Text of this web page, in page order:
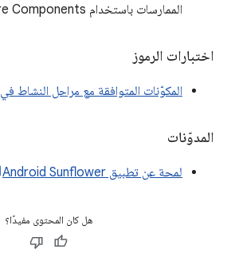
الممارسات باستخدام Architecture Components
اختبارات الرموز
المكوّنات المتوافقة مع مراحل النشاط في Android
المدوّنات
لمحة عن تطبيق Android Sunflower
هل كان المحتوى مفيدًا؟